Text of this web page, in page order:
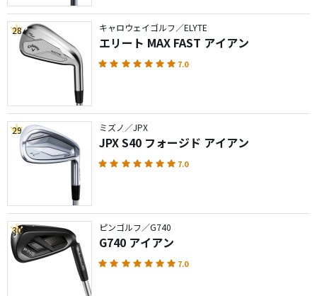
28 キャロウェイゴルフ／ELYTE
エリート MAX FAST アイアン
7.0
29 ミズノ／JPX
JPX S40 フォージド アイアン
7.0
30 ピンゴルフ／G740
G740 アイアン
7.0